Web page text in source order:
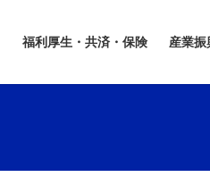
福利厚生・共済・保険 産業振